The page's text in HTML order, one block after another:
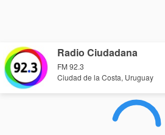
Radio Ciudadana
FM 92.3
Ciudad de la Costa, Uruguay